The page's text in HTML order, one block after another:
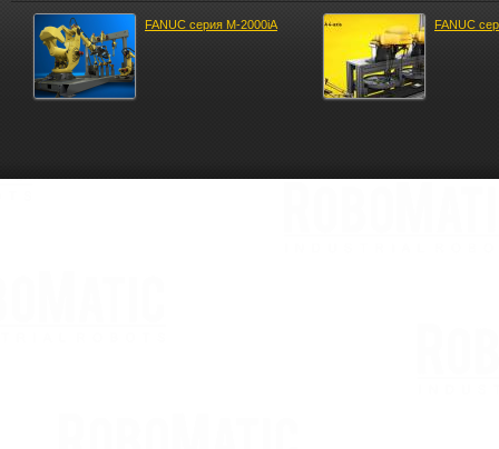
FANUС ceрия M-2000iA FANUC